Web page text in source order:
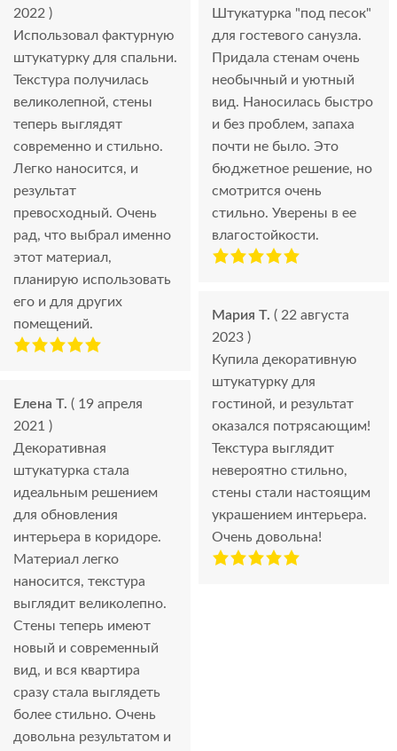
2022 )
Использовал фактурную
штукатурку для спальни.
Текстура получилась
великолепной, стены
теперь выглядят
современно и стильно.
Легко наносится, и
результат
превосходный. Очень
рад, что выбрал именно
этот материал,
планирую использовать
его и для других
помещений.
Елена Т. ( 19 апреля
2021 )
Декоративная
штукатурка стала
идеальным решением
для обновления
интерьера в коридоре.
Материал легко
наносится, текстура
выглядит великолепно.
Стены теперь имеют
новый и современный
вид, и вся квартира
сразу стала выглядеть
более стильно. Очень
довольна результатом и
Штукатурка "под песок"
для гостевого санузла.
Придала стенам очень
необычный и уютный
вид. Наносилась быстро
и без проблем, запаха
почти не было. Это
бюджетное решение, но
смотрится очень
стильно. Уверены в ее
влагостойкости.
Мария Т. ( 22 августа
2023 )
Купила декоративную
штукатурку для
гостиной, и результат
оказался потрясающим!
Текстура выглядит
невероятно стильно,
стены стали настоящим
украшением интерьера.
Очень довольна!